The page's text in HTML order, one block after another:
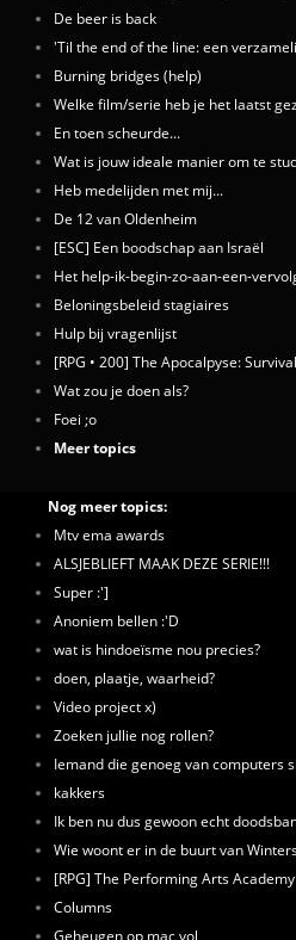
De beer is back
'Til the end of the line: een
Burning bridges (help)
Welke film/serie heb je het laatst
En toen scheurde...
Wat is jouw ideale manier om te
Heb medelijden met mij...
De 12 van Oldenheim
[ESC] Een boodschap aan Israël
Het help-ik-begin-zo-aan-een-
Beloningsbeleid stagiaires
Hulp bij vragenlijst
[RPG • 200] The Apocalpyse:
Wat zou je doen als?
Foei ;o
Meer topics
Nog meer topics:
Mtv ema awards
ALSJEBLIEFT MAAK DEZE SERIE!!!
Super :']
Anoniem bellen :'D
wat is hindoeïsme nou precies?
doen, plaatje, waarheid?
Video project x)
Zoeken jullie nog rollen?
Iemand die genoeg van computers
kakkers
Ik ben nu dus gewoon echt
Wie woont er in de buurt van
[RPG] The Performing Arts
Columns
Geheugen op mac vol